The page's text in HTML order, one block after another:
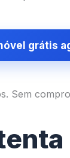
grátis
Sem